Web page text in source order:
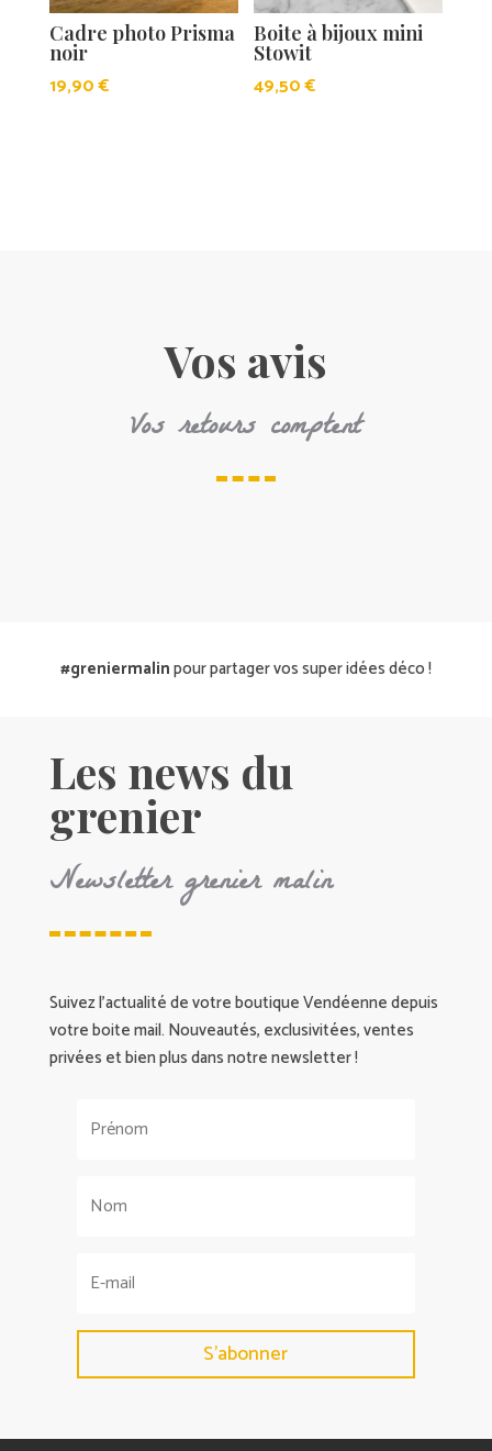
Cadre photo Prisma
noir
19,90€
Boite à bijoux mini
Stowit
49,50€
Vos avis
Vos retours comptent
#greniermalinpour partager vos super idées déco !
Les news du
grenier
Newsletter grenier malin
Suivez l’actualité de votre boutique Vendéenne depuis
votre boite mail. Nouveautés, exclusivitées, ventes
privées et bien plus dans notre newsletter !
S'abonner